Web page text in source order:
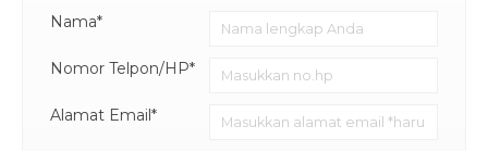
Nama*
Nomor Telpon/HP*
Alamat Email*